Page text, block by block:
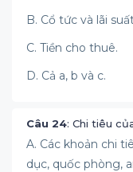
B. Cổ tức và lãi
C. Tiền cho thuê.
D. Cả a, b và c.
Câu 24: Chi tiêu
A. Các khoản chi
dục, quốc phòng,